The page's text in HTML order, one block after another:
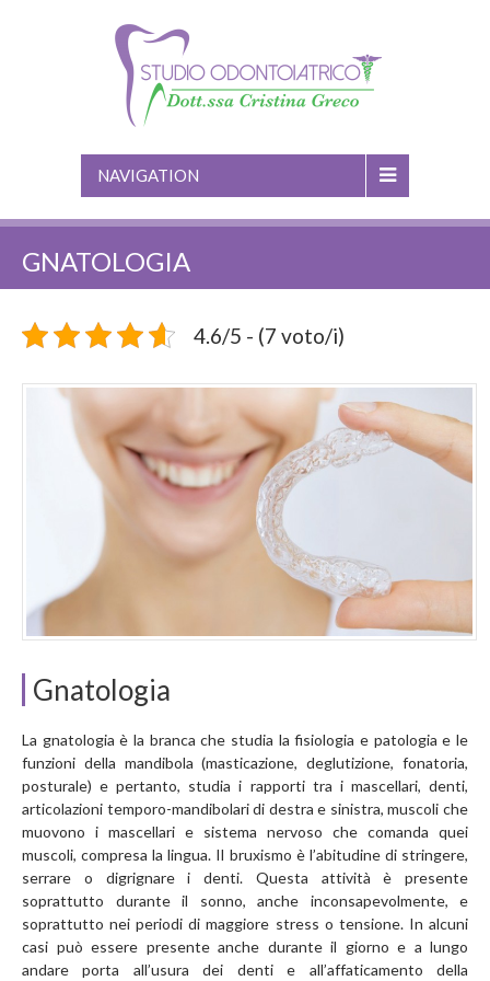
NAVIGATION
GNATOLOGIA
4.6/5 - (7 voto/i)
Gnatologia
La gnatologia è la branca che studia la fisiologia e patologia e le
funzioni della mandibola (masticazione, deglutizione, fonatoria,
posturale) e pertanto, studia i rapporti tra i mascellari, denti,
articolazioni temporo-mandibolari di destra e sinistra, muscoli che
muovono i mascellari e sistema nervoso che comanda quei
muscoli, compresa la lingua. Il bruxismo è l’abitudine di stringere,
serrare o digrignare i denti. Questa attività è presente
soprattutto durante il sonno, anche inconsapevolmente, e
soprattutto nei periodi di maggiore stress o tensione. In alcuni
casi può essere presente anche durante il giorno e a lungo
andare porta all’usura dei denti e all’affaticamento della